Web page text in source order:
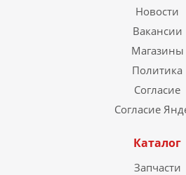
Новости
Вакансии
Магазины
Политика
Согласие
Согласие
Каталог
Запчасти